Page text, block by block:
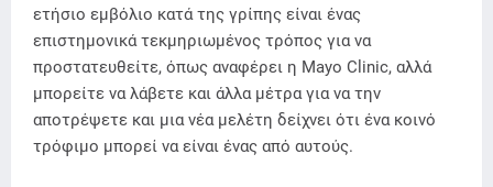
ετήσιο εμβόλιο κατά της γρίπης είναι ένας
επιστημονικά τεκμηριωμένος τρόπος για να
προστατευθείτε, όπως αναφέρει η Mayo Clinic, αλλά
μπορείτε να λάβετε και άλλα μέτρα για να την
αποτρέψετε και μια νέα μελέτη δείχνει ότι ένα κοινό
τρόφιμο μπορεί να είναι ένας από αυτούς.